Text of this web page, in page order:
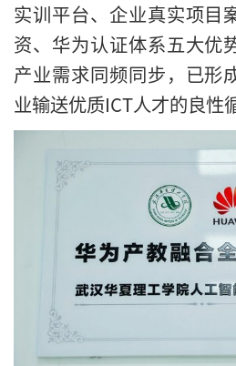
实训平台、企业真实项目
资、华为认证体系五大优
产业需求同频同步，已形
业输送优质ICT人才的良性